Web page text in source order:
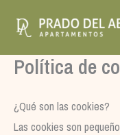
Política de
¿Qué son las cookies?
Las cookies son